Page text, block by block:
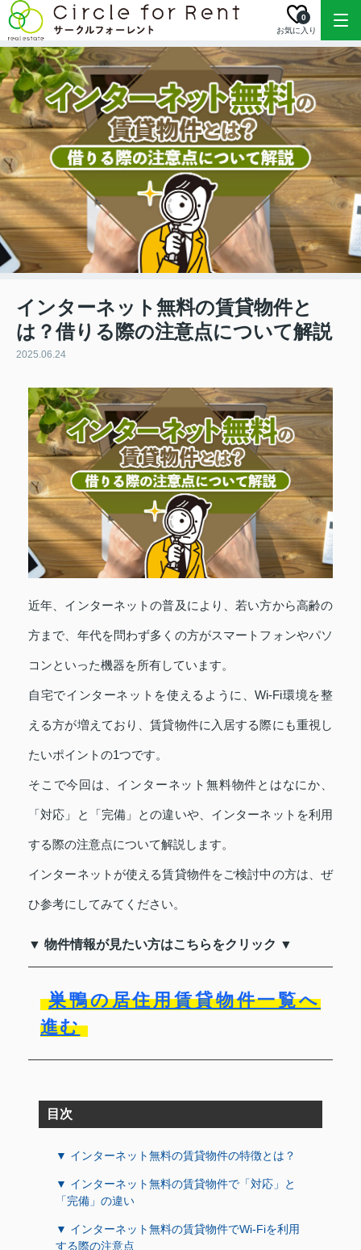
お気に入り
0
インターネット無料の賃貸物件と
は？借りる際の注意点について解説
2025.06.24
近年、インターネットの普及により、若い方から高齢の
方まで、年代を問わず多くの方がスマートフォンやパソ
コンといった機器を所有しています。
自宅でインターネットを使えるように、Wi-Fi環境を整
える方が増えており、賃貸物件に入居する際にも重視し
たいポイントの1つです。
そこで今回は、インターネット無料物件とはなにか、
「対応」と「完備」との違いや、インターネットを利用
する際の注意点について解説します。
インターネットが使える賃貸物件をご検討中の方は、ぜ
ひ参考にしてみてください。
▼ 物件情報が見たい方はこちらをクリック ▼
巣鴨の居住用賃貸物件一覧へ
進む
目次
▼ インターネット無料の賃貸物件の特徴とは？
▼ インターネット無料の賃貸物件で「対応」と
「完備」の違い
▼ インターネット無料の賃貸物件でWi-Fiを利用
する際の注意点